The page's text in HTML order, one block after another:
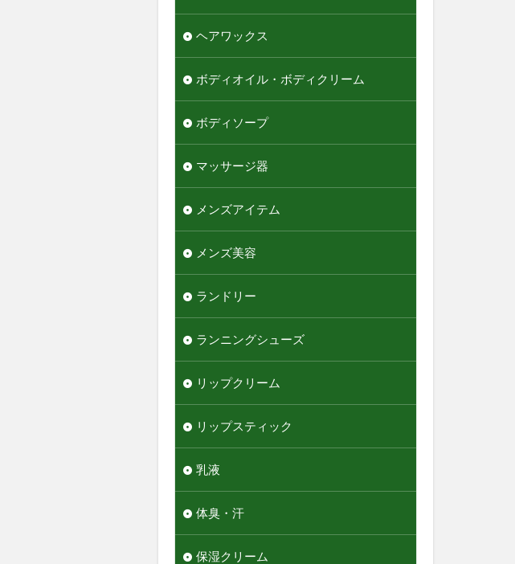
ヘアワックス
ボディオイル・ボディクリーム
ボディソープ
マッサージ器
メンズアイテム
メンズ美容
ランドリー
ランニングシューズ
リップクリーム
リップスティック
乳液
体臭・汗
保湿クリーム